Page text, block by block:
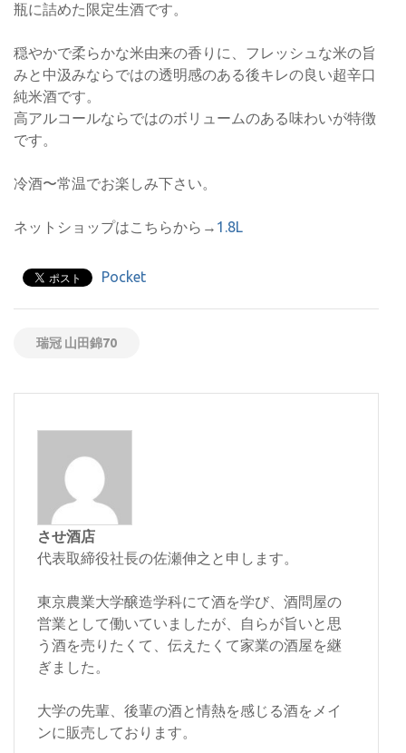
瓶に詰めた限定生酒です。
穏やかで柔らかな米由来の香りに、フレッシュな米の旨
みと中汲みならではの透明感のある後キレの良い超辛口
純米酒です。
高アルコールならではのボリュームのある味わいが特徴
です。
冷酒〜常温でお楽しみ下さい。
ネットショップはこちらから→ 1.8L
Pocket
瑞冠 山田錦70
させ酒店
代表取締役社長の佐瀬伸之と申します。
東京農業大学醸造学科にて酒を学び、酒問屋の
営業として働いていましたが、自らが旨いと思
う酒を売りたくて、伝えたくて家業の酒屋を継
ぎました。
大学の先輩、後輩の酒と情熱を感じる酒をメイ
ンに販売しております。